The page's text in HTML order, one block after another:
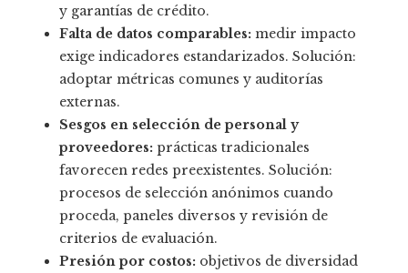
y garantías de crédito.
Falta de datos comparables: medir impacto
exige indicadores estandarizados. Solución:
adoptar métricas comunes y auditorías
externas.
Sesgos en selección de personal y
proveedores: prácticas tradicionales
favorecen redes preexistentes. Solución:
procesos de selección anónimos cuando
proceda, paneles diversos y revisión de
criterios de evaluación.
Presión por costos: objetivos de diversidad